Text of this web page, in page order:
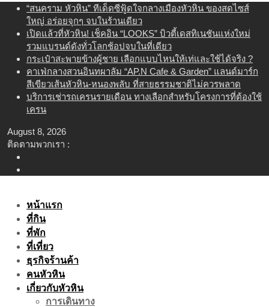
content
“สนคราม หัวหิน” ทีเด็ดซีฟู้ดใจกลางเมืองหัวหิน ของสดไซส์
ใหญ่ อร่อยจุกๆ จบในร้านเดียว
เปิดแล้วที่หัวหิน! เช็คอิน “LOOKS” บิวตี้เดสทิเนชันแห่งใหม่
รวมแบรนด์ดังทั่วโลกช้อปจบในที่เดียว
กระเป๋าสะพายข้างผู้ชาย เลือกแบบไหนให้เท่และใช้ได้จริง ?
คาเฟ่กลางสวนอินทผาลัม “AP.N Cafe & Garden” แลนด์มาร์ก
สีเขียวเส้นหัวหิน-หนองพลับ ที่สายธรรมชาติไม่ควรพลาด
บริการเช่ารถเครนรายเดือน ทางเลือกสำหรับโครงการที่ต้องใช้
เครน
August 8, 2026
ติดตามพวกเรา :
หน้าแรก
ที่กิน
ที่พัก
ที่เที่ยว
ธุรกิจร้านค้า
คนหัวหิน
เกี่ยวกับหัวหิน
การเดินทาง